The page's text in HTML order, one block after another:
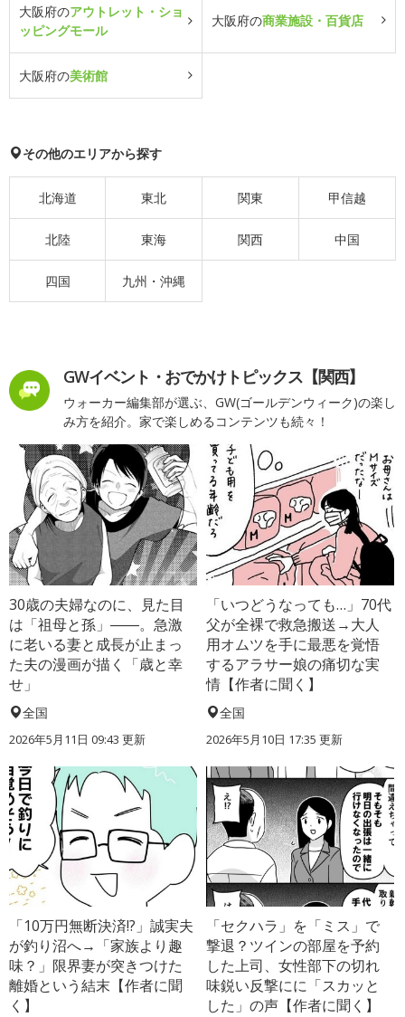
大阪府のアウトレット・ショ
ッピングモール
大阪府の商業施設・百貨店
大阪府の美術館
その他のエリアから探す
北海道 東北 関東 甲信越
北陸 東海 関西 中国
四国 九州・沖縄
GWイベント・おでかけトピックス【関西】
ウォーカー編集部が選ぶ、GW(ゴールデンウィーク)の楽し
み方を紹介。家で楽しめるコンテンツも続々！
30歳の夫婦なのに、見た目
は「祖母と孫」――。急激
に老いる妻と成長が止まっ
た夫の漫画が描く「歳と幸
せ」
全国
2026年5月11日 09:43 更新
「いつどうなっても…」70代
父が全裸で救急搬送→大人
用オムツを手に最悪を覚悟
するアラサー娘の痛切な実
情【作者に聞く】
全国
2026年5月10日 17:35 更新
「10万円無断決済!?」誠実夫
が釣り沼へ→「家族より趣
味？」限界妻が突きつけた
離婚という結末【作者に聞
く】
「セクハラ」を「ミス」で
撃退？ツインの部屋を予約
した上司、女性部下の切れ
味鋭い反撃にに「スカッと
した」の声【作者に聞く】